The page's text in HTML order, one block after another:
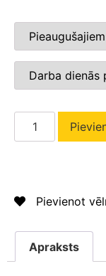
Pievienot
Apraksts